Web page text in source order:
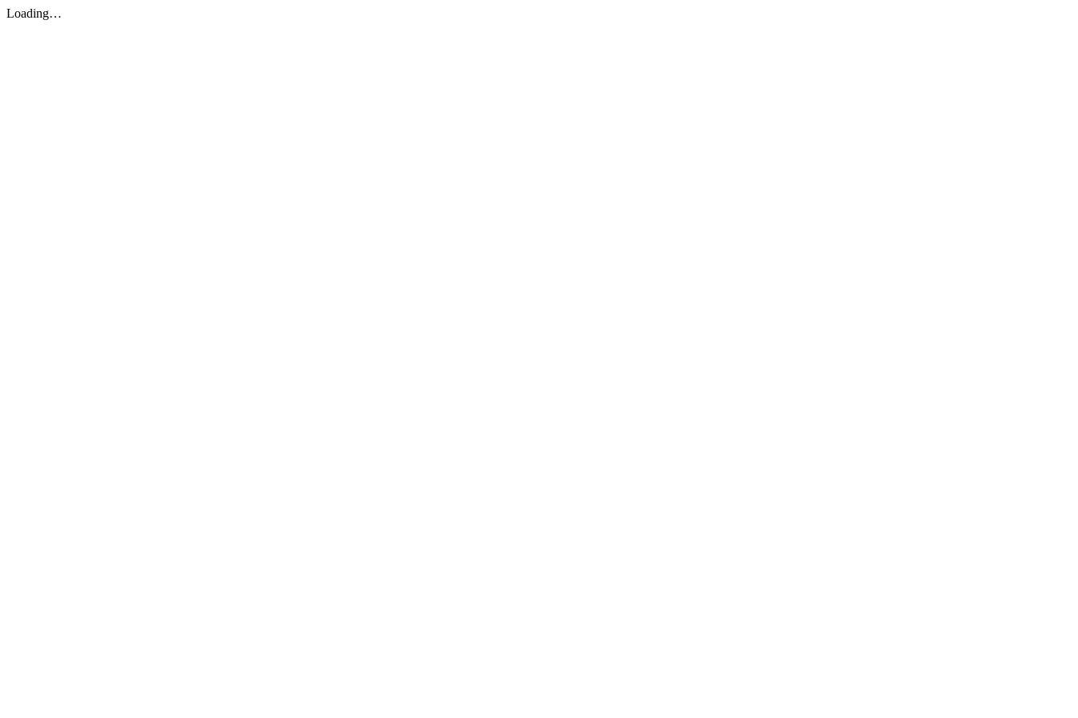
Loading…